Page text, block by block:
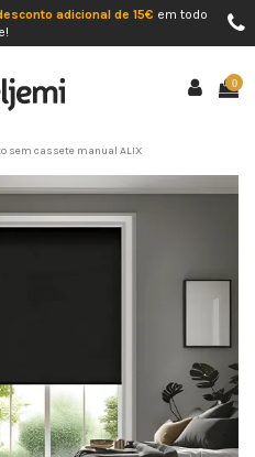
adicional de 15€ em todo
0
sem cassete manual ALIX